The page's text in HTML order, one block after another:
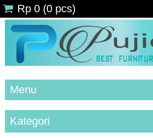
Rp 0 (0 pcs)
Menu
Kategori